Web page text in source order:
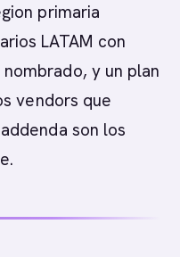
primaria
LATAM con
y un plan
vendors que
son los